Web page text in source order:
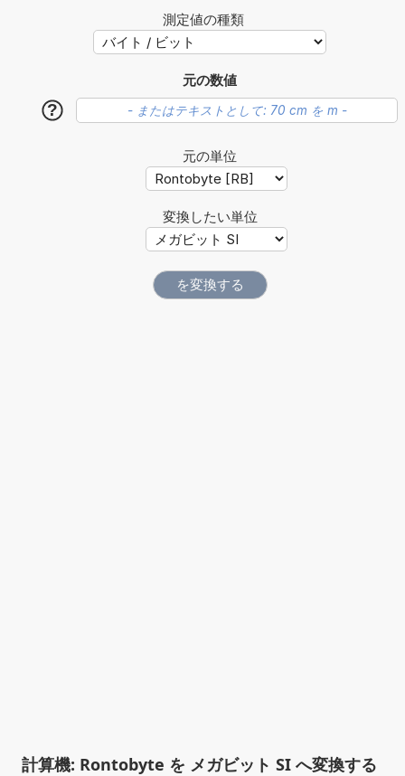
測定値の種類
元の数値
?
元の単位
変換したい単位
計算機: Rontobyte を メガビット SI へ変換する